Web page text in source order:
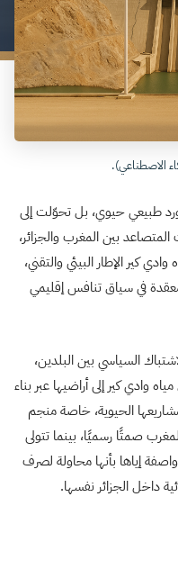
الاصطناعي).
طبيعي حيوي، بل تحوّلت إلى
بين المغرب والجزائر،
كير الإطار البيئي والتقني،
في سياق تنافس إقليمي
السياسي بين البلدين،
وادي كير إلى أراضيها عبر بناء
الحيوية، خاصة منجم
صمتًا رسميًا، بينما تتولى
واصفة إياها بأنها محاولة لصرف
داخل الجزائر نفسها.